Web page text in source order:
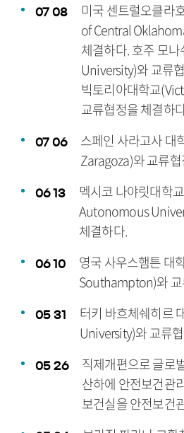
07 08
미국 센트럴오클라
of Central
체결하다. 호주 모
University)와 교류
빅토리아대학교
교류협정을 체결하
07 06
스페인 사라고사 대
Zaragoza)와 교류
0613
멕시코 나야릿대학
Autonomous
체결하다.
0610
영국 사우스햄튼 대
Southampton)와
05 31
터키 바흐체쉐히르
University)와 교류
05 26
직제개편으로 글로
산하에 안전보건관
보건실을 안전보건